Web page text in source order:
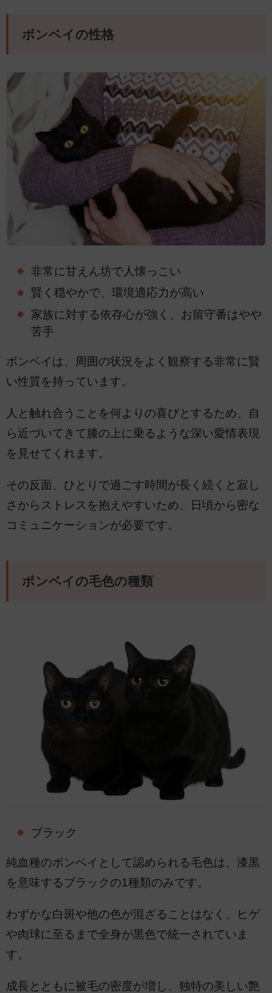
ボンベイの性格
非常に甘えん坊で人懐っこい
賢く穏やかで、環境適応力が高い
家族に対する依存心が強く、お留守番はやや
苦手
ボンベイは、周囲の状況をよく観察する非常に賢
い性質を持っています。
人と触れ合うことを何よりの喜びとするため、自
ら近づいてきて膝の上に乗るような深い愛情表現
を見せてくれます。
その反面、ひとりで過ごす時間が長く続くと寂し
さからストレスを抱えやすいため、日頃から密な
コミュニケーションが必要です。
ボンベイの毛色の種類
ブラック
純血種のボンベイとして認められる毛色は、漆黒
を意味するブラックの1種類のみです。
わずかな白斑や他の色が混ざることはなく、ヒゲ
や肉球に至るまで全身が黒色で統一されていま
す。
成長とともに被毛の密度が増し、独特の美しい艶